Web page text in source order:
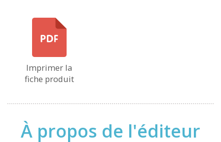
Imprimer la
fiche produit
À propos de l'éditeur